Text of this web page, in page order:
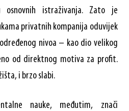
istraživanja. Zato je
privatnih kompanija oduvijek
nivoa – kao dio velikog
od direktnog motiva za profit.
i brzo slabi.
nauke, međutim, znači